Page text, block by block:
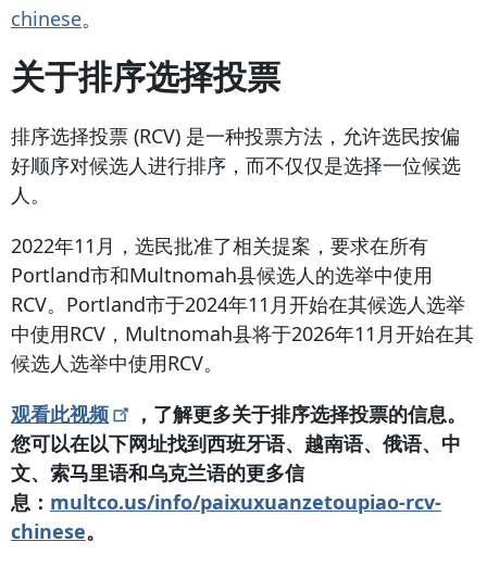
chinese。
关于排序选择投票
排序选择投票 (RCV) 是一种投票方法，允许选民按偏
好顺序对候选人进行排序，而不仅仅是选择一位候选
人。
2022年11月，选民批准了相关提案，要求在所有
Portland市和Multnomah县候选人的选举中使用
RCV。Portland市于2024年11月开始在其候选人选举
中使用RCV，Multnomah县将于2026年11月开始在其
候选人选举中使用RCV。
观看此视频
，了解更多关于排序选择投票的信息。
您可以在以下网址找到西班牙语、越南语、俄语、中
文、索马里语和乌克兰语的更多信
息： multco.us/info/paixuxuanzetoupiao-rcv-
chinese。